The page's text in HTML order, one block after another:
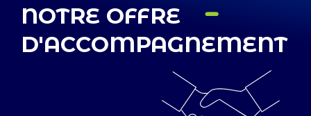
NOTRE OFFRE
D'ACCOMPAGNEMENT